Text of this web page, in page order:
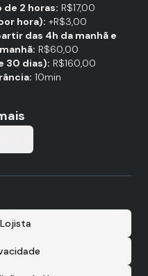
de 2 horas: R$17,00
hora): +R$3,00
das 4h da manhã e
R$60,00
30 dias): R$160,00
10min